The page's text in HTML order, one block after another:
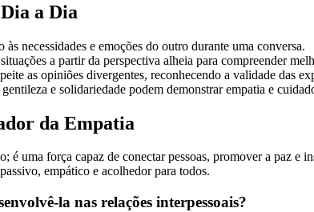
a Dia
às necessidades e emoções do outro durante uma conversa.
a partir da perspectiva alheia para compreender
as opiniões divergentes, reconhecendo a validade das
gentileza e solidariedade podem demonstrar empatia e
da Empatia
é uma força capaz de conectar pessoas, promover a paz
empático e acolhedor para todos.
la nas relações interpessoais?